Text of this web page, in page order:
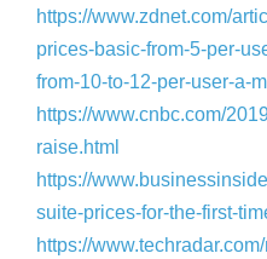
https://www.zdnet.com/
prices-basic-from-5-per-
from-10-to-12-per-user-a-
https://www.cnbc.com/
raise.html
https://
suite-prices-for-the-first-
https://